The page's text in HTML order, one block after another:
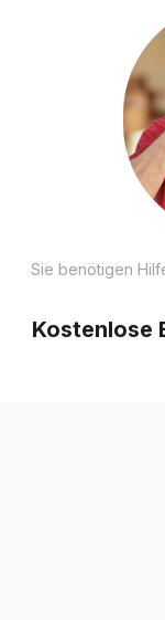
Sie benötigen
Kostenlose